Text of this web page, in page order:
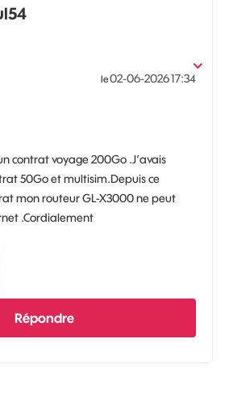
le‎02-06-202617:34
contrat voyage 200Go .J’avais
50Go et multisim.Depuis ce
mon routeur GL-X3000 ne peut
.Cordialement
Répondre